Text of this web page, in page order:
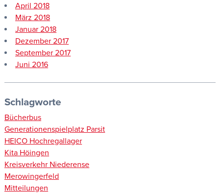
April 2018
März 2018
Januar 2018
Dezember 2017
September 2017
Juni 2016
Schlagworte
Bücherbus
Generationenspielplatz Parsit
HEICO Hochregallager
Kita Höingen
Kreisverkehr Niederense
Merowingerfeld
Mitteilungen